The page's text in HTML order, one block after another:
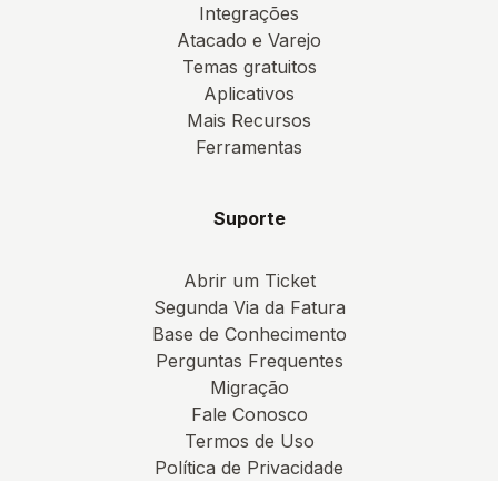
Integrações
Atacado e Varejo
Temas gratuitos
Aplicativos
Mais Recursos
Ferramentas
Suporte
Abrir um Ticket
Segunda Via da Fatura
Base de Conhecimento
Perguntas Frequentes
Migração
Fale Conosco
Termos de Uso
Política de Privacidade